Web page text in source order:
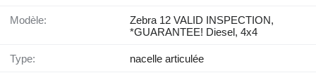
Modèle:
Zebra 12 VALID INSPECTION,
*GUARANTEE! Diesel, 4x4
Type: nacelle articulée